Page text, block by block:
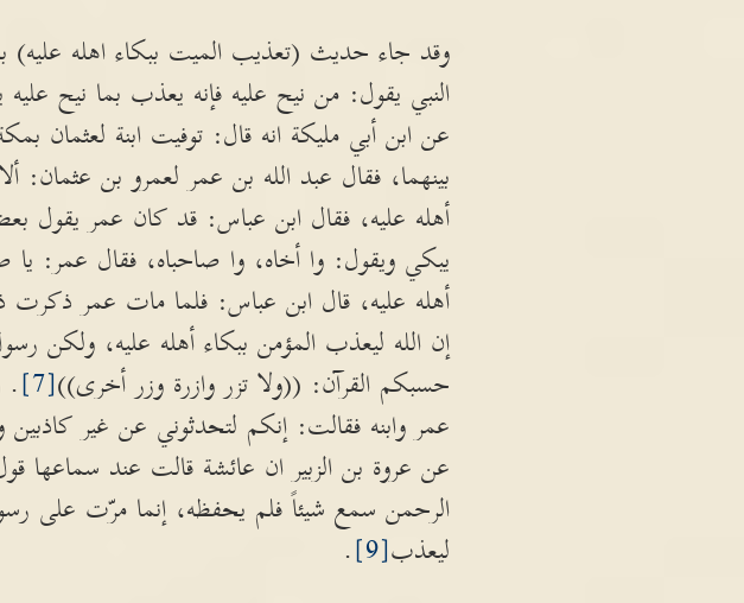
وقد جاء حديث (تعذيب الميت ببكاء اهله عليه)
النبي يقول: من نيح عليه فإنه يعذب بما نيح عليه
عن ابن أبي مليكة انه قال: توفيت ابنة لعثمان
بينهما، فقال عبد الله بن عمر لعمرو بن عثمان:
أهله عليه، فقال ابن عباس: قد كان عمر
يبكي ويقول: وا أخاه، وا صاحباه، فقال عمر:
أهله عليه، قال ابن عباس: فلما مات عمر ذكرت
إن الله ليعذب المؤمن ببكاء أهله عليه، ولكن
حسبكم القرآن: ((ولا تزر وازرة وزر أخرى))[7]
.
عمر وابنه فقالت: إنكم لتحدثوني عن غير
عن عروة بن الزبير ان عائشة قالت عند سماعها
الرحمن سمع شيئاً فلم يحفظه، إنما مرّت على
ليعذب[9]
.